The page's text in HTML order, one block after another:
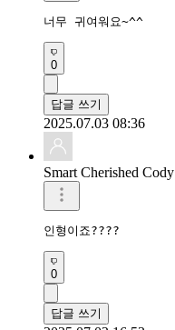
너무 귀여워요~^^
0
답글 쓰기
2025.07.03 08:36
Smart Cherished Cody
인형이죠????
0
답글 쓰기